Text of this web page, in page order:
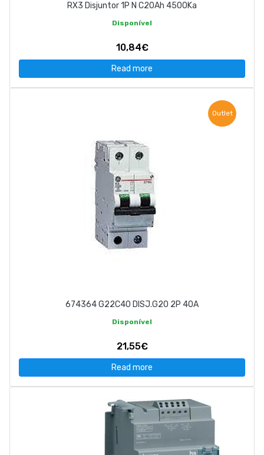
RX3 Disjuntor 1P N C20Ah 4500Ka
Disponível
10,84€
Read more
Outlet
674364 G22C40 DISJ.G20 2P 40A
Disponível
21,55€
Read more